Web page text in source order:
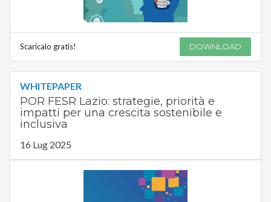
Scaricalo gratis! DOWNLOAD
WHITEPAPER
POR FESR Lazio: strategie, priorità e
impatti per una crescita sostenibile e
inclusiva
16 Lug 2025